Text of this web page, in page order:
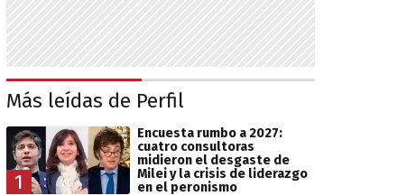
Más leídas de Perfil
1
Encuesta rumbo a 2027:
cuatro consultoras
midieron el desgaste de
Milei y la crisis de liderazgo
en el peronismo